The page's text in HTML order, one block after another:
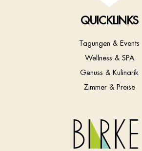
QUICKLINKS
Tagungen & Events
Wellness & SPA
Genuss & Kulinarik
Zimmer & Preise